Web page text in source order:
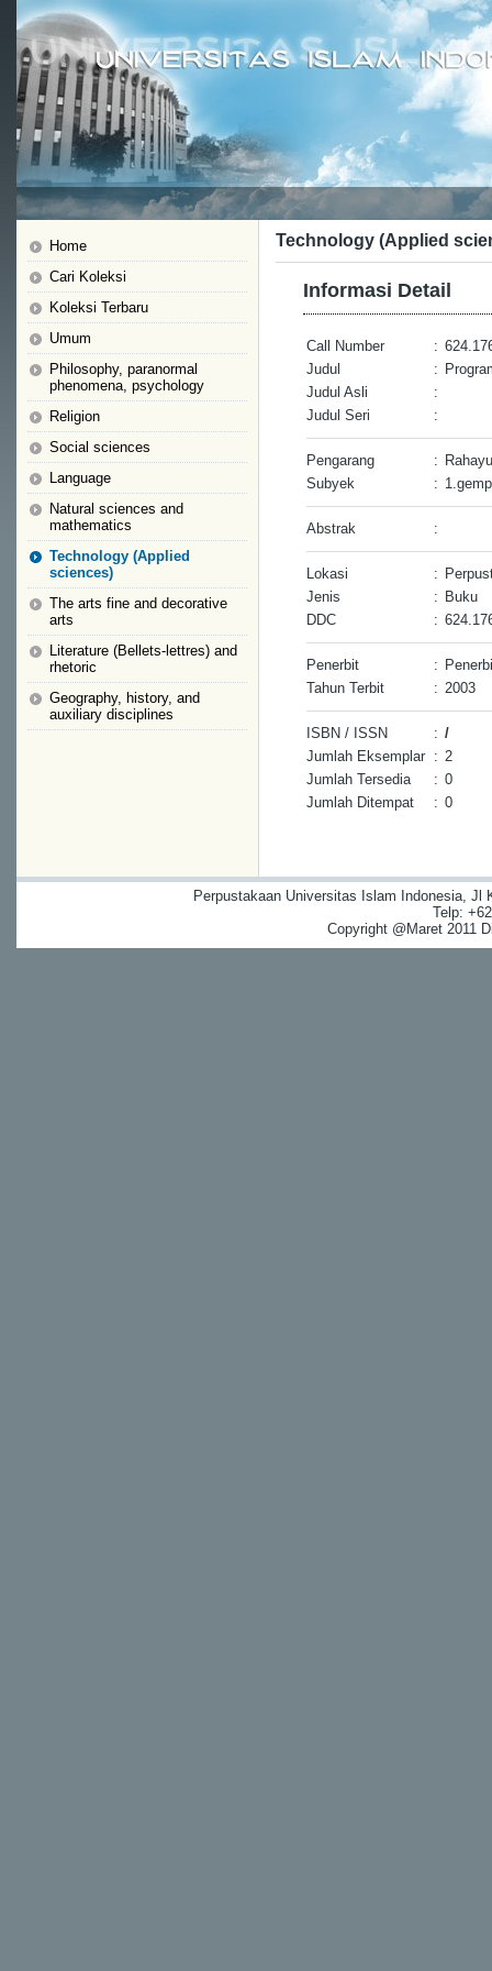
Home
Cari Koleksi
Koleksi Terbaru
Umum
Philosophy, paranormal
phenomena, psychology
Religion
Social sciences
Language
Natural sciences and
mathematics
Technology (Applied
sciences)
The arts fine and decorative
arts
Literature (Bellets-lettres) and
rhetoric
Geography, history, and
auxiliary disciplines
Technology (Applied
Informasi Detail
Call Number :
Judul
:
Judul Asli
:
Judul Seri
:
Pengarang :
Subyek
:
Abstrak :
Lokasi :
Jenis
: Buku
DDC
:
Penerbit :
Tahun Terbit
: 2003
ISBN / ISSN : /
Jumlah Eksemplar : 2
Jumlah Tersedia
: 0
Jumlah Ditempat
: 0
Perpustakaan Universitas Islam Indonesia, Jl
Telp:
Copyright @Maret 2011